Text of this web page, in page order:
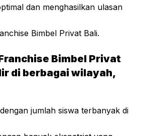
dan menghasilkan ulasan
Bimbel Privat Bali.
Bimbel Privat
di berbagai wilayah,
jumlah siswa terbanyak di